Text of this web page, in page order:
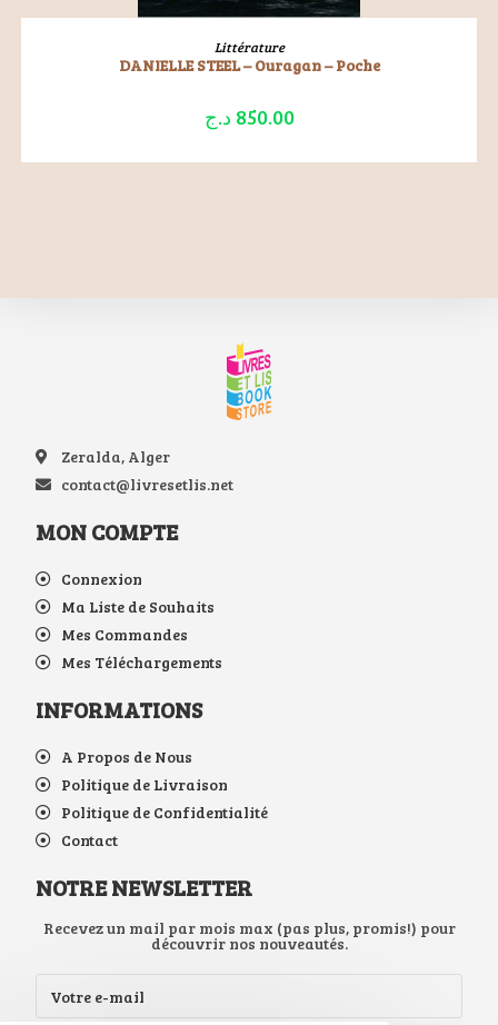
LIRE LA SUITE
Littérature
DANIELLE STEEL – Ouragan – Poche
850.00 د.ج
Zeralda, Alger
contact@livresetlis.net
MON COMPTE
Connexion
Ma Liste de Souhaits
Mes Commandes
Mes Téléchargements
INFORMATIONS
A Propos de Nous
Politique de Livraison
Politique de Confidentialité
Contact
NOTRE NEWSLETTER
Recevez un mail par mois max (pas plus, promis!) pour
découvrir nos nouveautés.